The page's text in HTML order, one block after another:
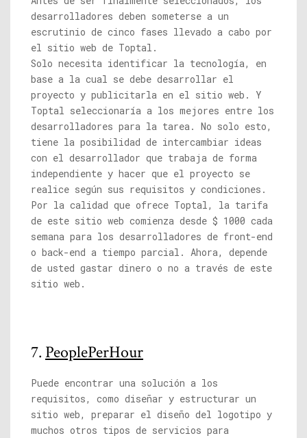
desarrolladores deben someterse a un
escrutinio de cinco fases llevado a cabo por
el sitio web de Toptal.
Solo necesita identificar la tecnología, en
base a la cual se debe desarrollar el
proyecto y publicitarla en el sitio web. Y
Toptal seleccionaría a los mejores entre los
desarrolladores para la tarea. No solo esto,
tiene la posibilidad de intercambiar ideas
con el desarrollador que trabaja de forma
independiente y hacer que el proyecto se
realice según sus requisitos y condiciones.
Por la calidad que ofrece Toptal, la tarifa
de este sitio web comienza desde $ 1000 cada
semana para los desarrolladores de front-end
o back-end a tiempo parcial. Ahora, depende
de usted gastar dinero o no a través de este
sitio web.
7. PeoplePerHour
Puede encontrar una solución a los
requisitos, como diseñar y estructurar un
sitio web, preparar el diseño del logotipo y
muchos otros tipos de servicios para